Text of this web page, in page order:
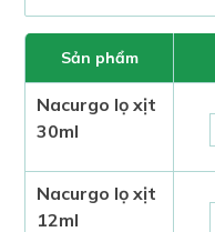
Sản phẩm
Nacurgo lọ xịt
30ml
Nacurgo lọ xịt
12ml